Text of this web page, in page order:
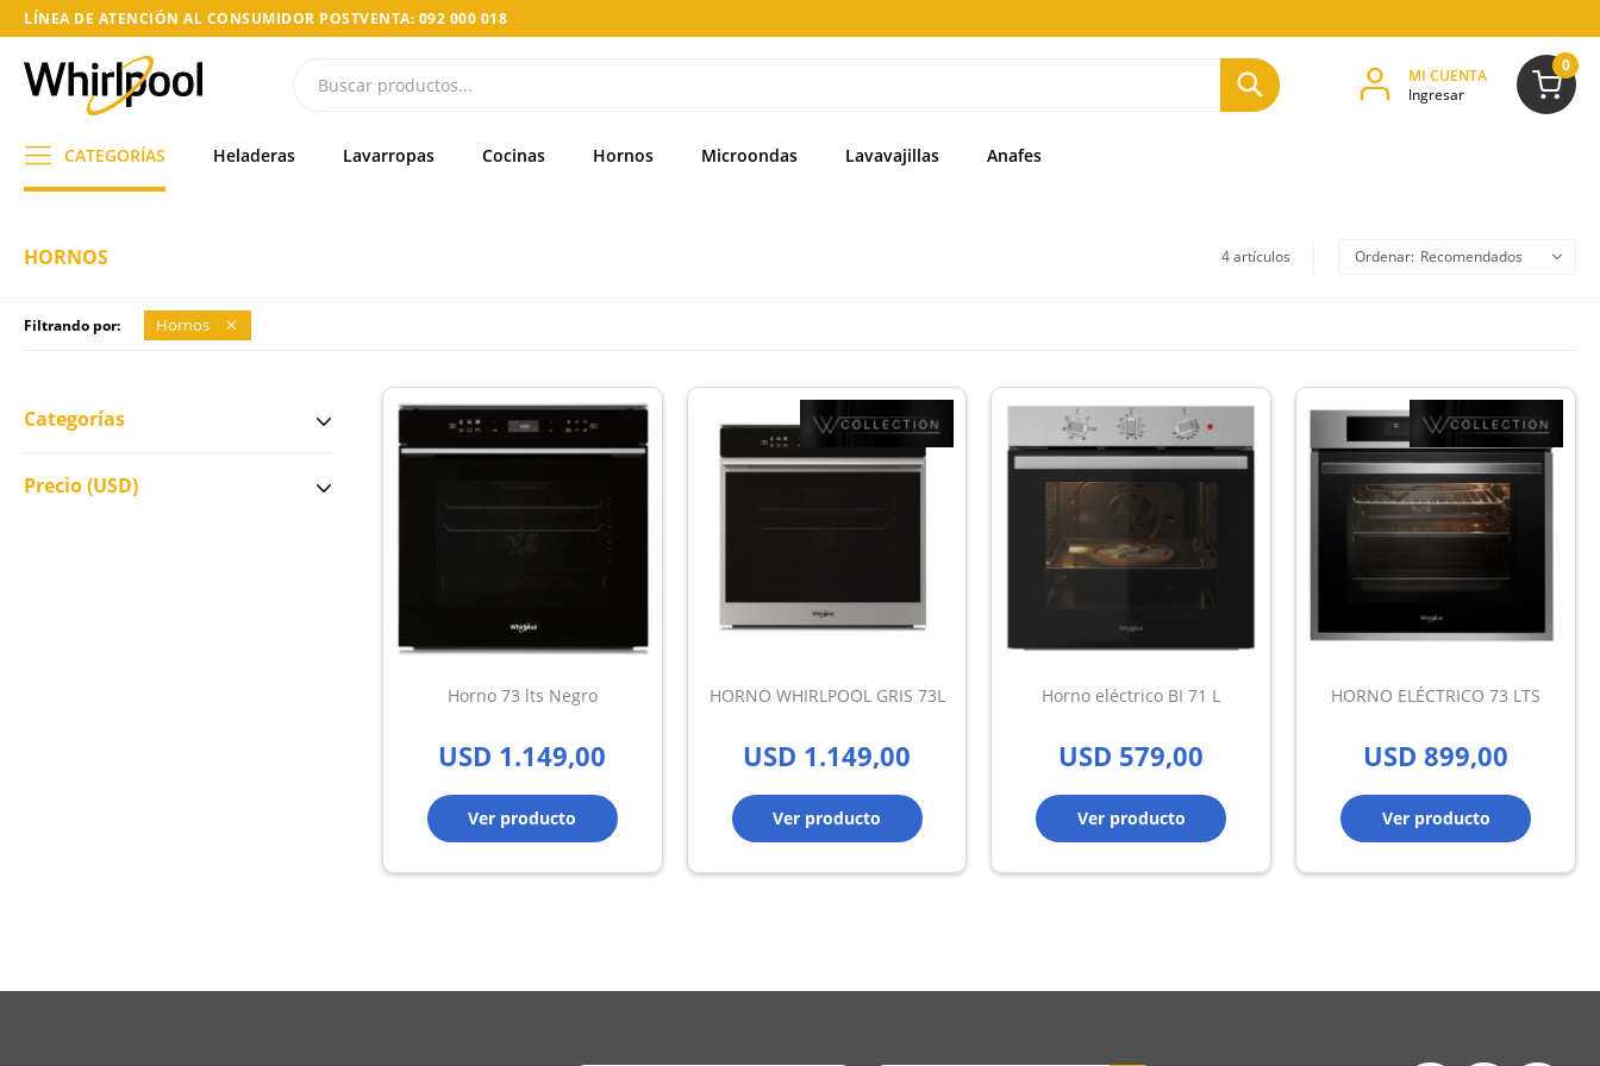
CATEGORÍAS Heladeras Lavarropas Cocinas Hornos Microondas Lavavajillas Anafes
0
LÍNEA DE ATENCIÓN AL CONSUMIDOR POSTVENTA: 092 000 018
HORNOS 4 artículos Recomendados
Filtrando por: Hornos
Horno 73 lts Negro
USD 1.149,00
HORNO WHIRLPOOL GRIS 73L
USD 1.149,00
Horno eléctrico BI 71 L
USD 579,00
HORNO ELÉCTRICO 73 LTS
USD 899,00
Categorías
Precio(USD)